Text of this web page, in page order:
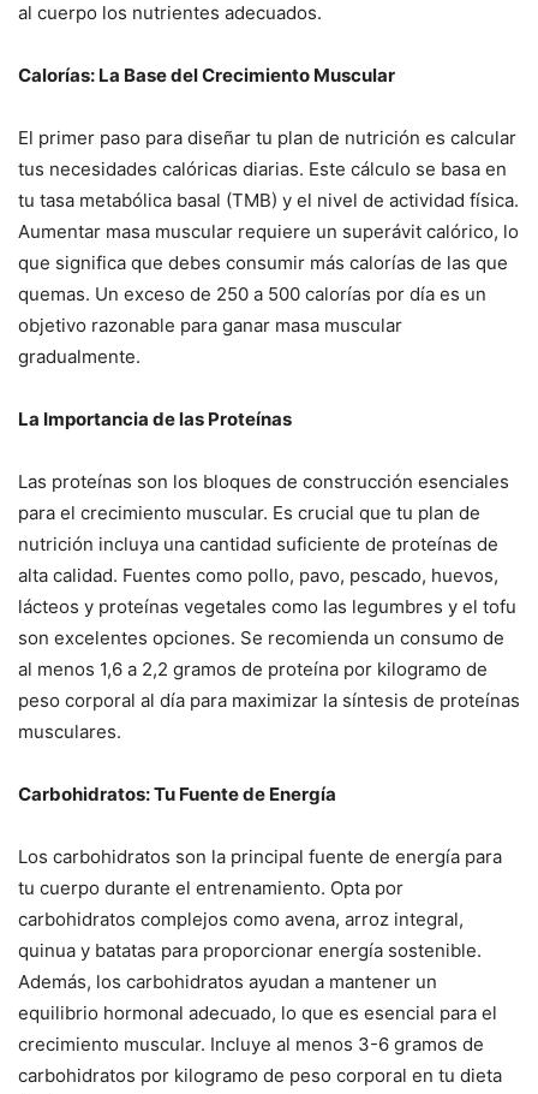
al cuerpo los nutrientes adecuados.
Calorías: La Base del Crecimiento Muscular
El primer paso para diseñar tu plan de nutrición es calcular
tus necesidades calóricas diarias. Este cálculo se basa en
tu tasa metabólica basal (TMB) y el nivel de actividad física.
Aumentar masa muscular requiere un superávit calórico, lo
que significa que debes consumir más calorías de las que
quemas. Un exceso de 250 a 500 calorías por día es un
objetivo razonable para ganar masa muscular
gradualmente.
La Importancia de las Proteínas
Las proteínas son los bloques de construcción esenciales
para el crecimiento muscular. Es crucial que tu plan de
nutrición incluya una cantidad suficiente de proteínas de
alta calidad. Fuentes como pollo, pavo, pescado, huevos,
lácteos y proteínas vegetales como las legumbres y el tofu
son excelentes opciones. Se recomienda un consumo de
al menos 1,6 a 2,2 gramos de proteína por kilogramo de
peso corporal al día para maximizar la síntesis de proteínas
musculares.
Carbohidratos: Tu Fuente de Energía
Los carbohidratos son la principal fuente de energía para
tu cuerpo durante el entrenamiento. Opta por
carbohidratos complejos como avena, arroz integral,
quinua y batatas para proporcionar energía sostenible.
Además, los carbohidratos ayudan a mantener un
equilibrio hormonal adecuado, lo que es esencial para el
crecimiento muscular. Incluye al menos 3-6 gramos de
carbohidratos por kilogramo de peso corporal en tu dieta